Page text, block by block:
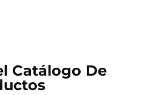
Catálogo De